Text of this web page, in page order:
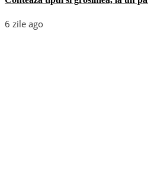
6 zile ago